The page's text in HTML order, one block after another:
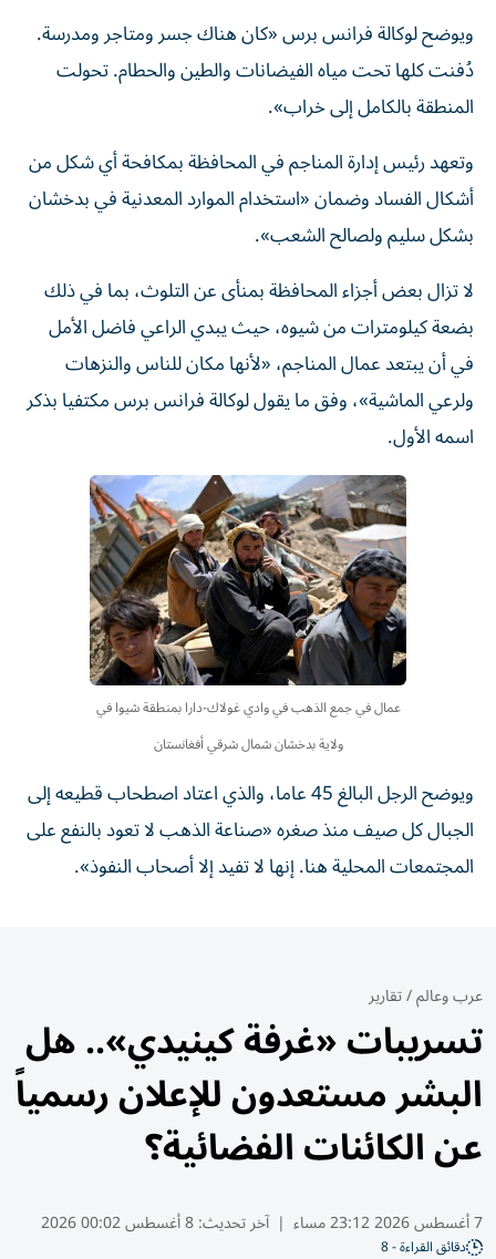
ويوضح لوكالة فرانس برس «كان هناك جسر ومتاجر ومدرسة.
دُفنت كلها تحت مياه الفيضانات والطين والحطام. تحولت
المنطقة بالكامل إلى خراب».
وتعهد رئيس إدارة المناجم في المحافظة بمكافحة أي شكل من
أشكال الفساد وضمان «استخدام الموارد المعدنية في بدخشان
بشكل سليم ولصالح الشعب».
لا تزال بعض أجزاء المحافظة بمنأى عن التلوث، بما في ذلك
بضعة كيلومترات من شيوه، حيث يبدي الراعي فاضل الأمل
في أن يبتعد عمال المناجم، «لأنها مكان للناس والنزهات
ولرعي الماشية»، وفق ما يقول لوكالة فرانس برس مكتفيا بذكر
اسمه الأول.
عمال في جمع الذهب في وادي غولاك-دارا بمنطقة شيوا في
ولاية بدخشان شمال شرقي أفغانستان
ويوضح الرجل البالغ 45 عاما، والذي اعتاد اصطحاب قطيعه إلى
الجبال كل صيف منذ صغره «صناعة الذهب لا تعود بالنفع على
المجتمعات المحلية هنا. إنها لا تفيد إلا أصحاب النفوذ».
عرب وعالم/تقارير
تسريبات «غرفة كينيدي».. هل
البشر مستعدون للإعلان رسمياً
عن الكائنات الفضائية؟
7 أغسطس 2026 23:12 مساء | آخر تحديث:8 أغسطس 00:02 2026
دقائق القراءة - 8